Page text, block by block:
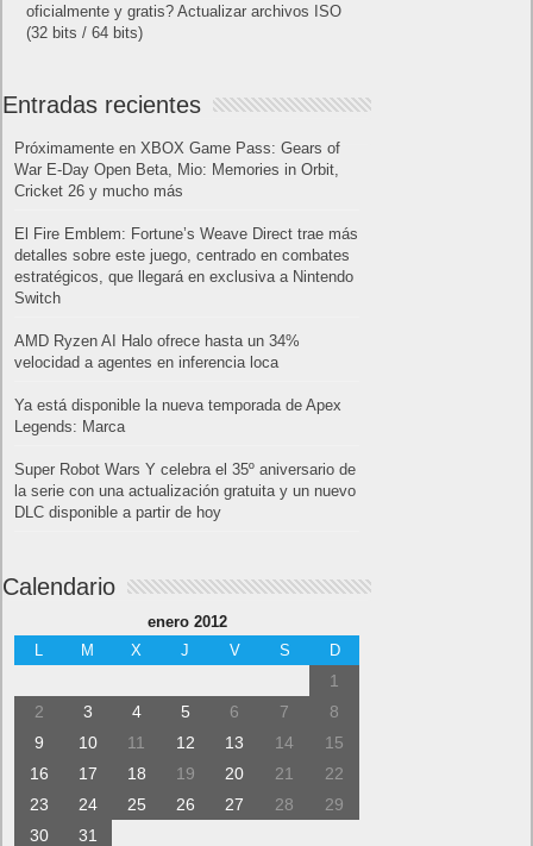
oficialmente y gratis? Actualizar archivos ISO
(32 bits / 64 bits)
Entradas recientes
Próximamente en XBOX Game Pass: Gears of
War E-Day Open Beta, Mio: Memories in Orbit,
Cricket 26 y mucho más
El Fire Emblem: Fortune’s Weave Direct trae más
detalles sobre este juego, centrado en combates
estratégicos, que llegará en exclusiva a Nintendo
Switch
AMD Ryzen AI Halo ofrece hasta un 34%
velocidad a agentes en inferencia loca
Ya está disponible la nueva temporada de Apex
Legends: Marca
Super Robot Wars Y celebra el 35º aniversario de
la serie con una actualización gratuita y un nuevo
DLC disponible a partir de hoy
Calendario
enero 2012
M X J V S D
1
2
3 4 5 6 7
8
9
10 11 12 13 14
15
16
17 18 19 20 21
22
23
24 25 26 27 28
29
30
31